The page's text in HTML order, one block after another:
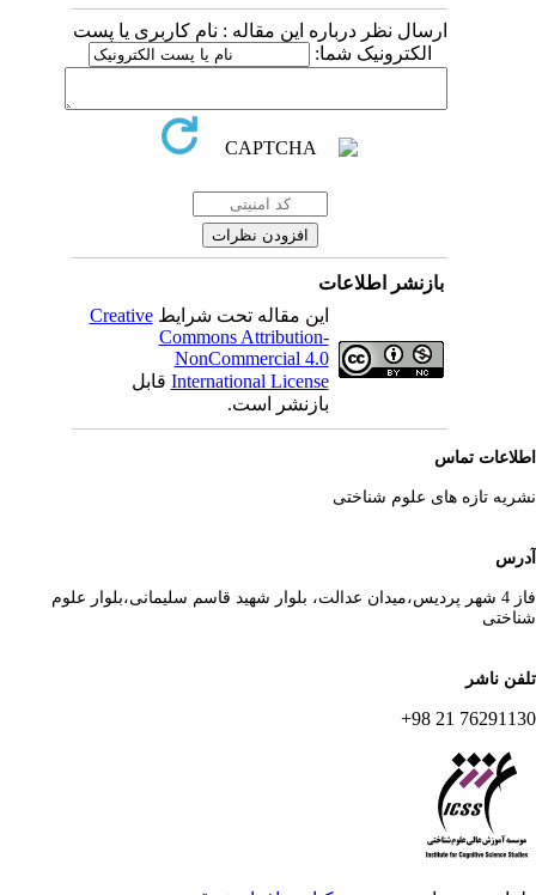
ارسال نظر درباره این مقاله : نام کاربری یا پست
الکترونیک شما:
بازنشر اطلاعات
این مقاله تحت شرایطCreative
Commons Attribution-
NonCommercial 4.0
International Licenseقابل
بازنشر است.
تماس
تازه های علوم شناختی
فاز 4 شهر پردیس،میدان عدالت، بلوار شهید قاسم سلیمانی،بلوار علوم
ناشر
76291130 21